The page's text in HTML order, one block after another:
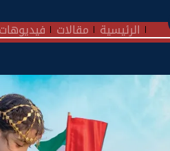
الرئيسية مقالات فيديوهات